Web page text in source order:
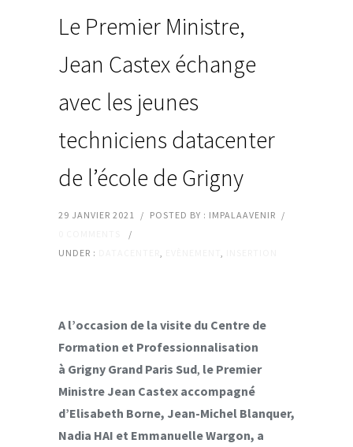
Le Premier Ministre,
Jean Castex échange
avec les jeunes
techniciens datacenter
de l’école de Grigny
29 JANVIER 2021 / POSTED BY : IMPALAAVENIR /
/
UNDER :
, ,
A l’occasion de la visite du Centre de
Formation et Professionnalisation
à Grigny Grand Paris Sud, le Premier
Ministre Jean Castex accompagné
d’Elisabeth Borne, Jean-Michel Blanquer,
Nadia HAI et Emmanuelle Wargon, a